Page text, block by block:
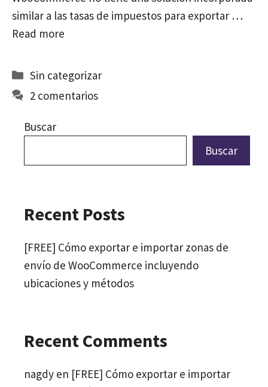
similar a las tasas de impuestos para exportar …
Read more
Categorías
Sin categorizar
2 comentarios
Buscar
Buscar
Recent Posts
[FREE] Cómo exportar e importar zonas de
envío de WooCommerce incluyendo
ubicaciones y métodos
Recent Comments
nagdy en [FREE] Cómo exportar e importar